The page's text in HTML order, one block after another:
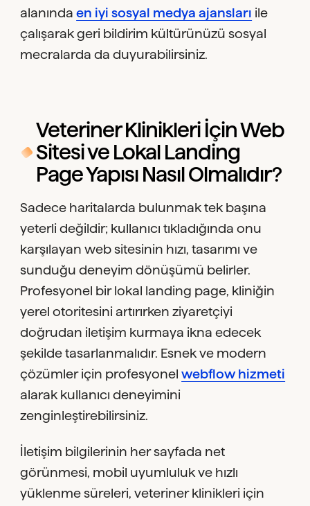
alanındaen iyi sosyal medya ajansları ile
çalışarak geri bildirim kültürünüzü sosyal
mecralarda da duyurabilirsiniz.
Veteriner Klinikleri İçin Web
Sitesi ve Lokal Landing
Page Yapısı Nasıl Olmalıdır?
Sadece haritalarda bulunmak tek başına
yeterli değildir; kullanıcı tıkladığında onu
karşılayan web sitesinin hızı, tasarımı ve
sunduğu deneyim dönüşümü belirler.
Profesyonel bir lokal landing page, kliniğin
yerel otoritesini artırırken ziyaretçiyi
doğrudan iletişim kurmaya ikna edecek
şekilde tasarlanmalıdır. Esnek ve modern
çözümler için profesyonelwebflow hizmeti
alarak kullanıcı deneyimini
zenginleştirebilirsiniz.
İletişim bilgilerinin her sayfada net
görünmesi, mobil uyumluluk ve hızlı
yüklenme süreleri, veteriner klinikleri için